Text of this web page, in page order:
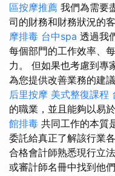
區按摩推薦 我們為需要
司的財務和財務狀況的
摩排毒 台中spa 透過我
每個部門的工作效率、
力。 但如果也考慮到專
為您提供改善業務的建
后里按摩 美式整復課程
的職業，並且能夠以易
館排毒 共同工作的本質
委託給真正了解該行業
合格會計師熟悉現行立
或審計師名冊中找到他們